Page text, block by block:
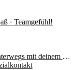
· Teamgefühl!
Social Walk – Entspannt unterwegs mit deinem Hund